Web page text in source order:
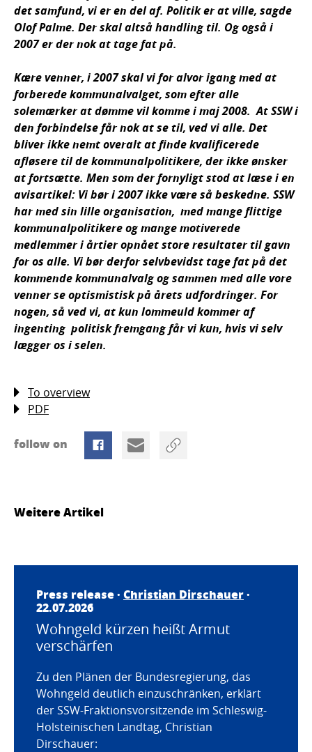
det samfund, vi er en del af. Politik er at ville, sagde
Olof Palme. Der skal altså handling til. Og også i
2007 er der nok at tage fat på.
Kære venner, i 2007 skal vi for alvor igang med at
forberede kommunalvalget, som efter alle
solemærker at dømme vil komme i maj 2008. At SSW i
den forbindelse får nok at se til, ved vi alle. Det
bliver ikke nemt overalt at finde kvalificerede
afløsere til de kommunalpolitikere, der ikke ønsker
at fortsætte. Men som der fornyligt stod at læse i en
avisartikel: Vi bør i 2007 ikke være så beskedne. SSW
har med sin lille organisation, med mange flittige
kommunalpolitikere og mange motiverede
medlemmer i årtier opnået store resultater til gavn
for os alle. Vi bør derfor selvbevidst tage fat på det
kommende kommunalvalg og sammen med alle vore
venner se optismistisk på årets udfordringer. For
nogen, så ved vi, at kun lommeuld kommer af
ingenting  politisk fremgang får vi kun, hvis vi selv
lægger os i selen.
To overview
PDF
follow on
Weitere Artikel
Press release · Christian Dirschauer·
22.07.2026
Wohngeld kürzen heißt Armut
verschärfen
Zu den Plänen der Bundesregierung, das
Wohngeld deutlich einzuschränken, erklärt
der SSW-Fraktionsvorsitzende im Schleswig-
Holsteinischen Landtag, Christian
Dirschauer: